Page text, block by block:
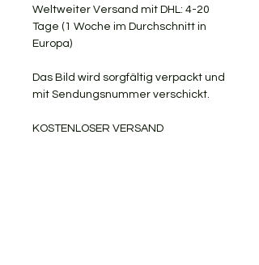
Weltweiter Versand mit DHL: 4-20
Tage (1 Woche im Durchschnitt in
Europa)
Das Bild wird sorgfältig verpackt und
mit Sendungsnummer verschickt.
KOSTENLOSER VERSAND